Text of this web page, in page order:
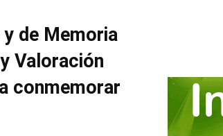
de Memoria
Valoración
conmemorar